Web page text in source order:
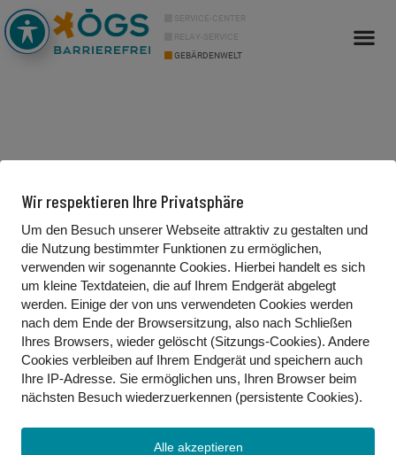
SERVICE-CENTER
RELAY-SERVICE
GEBÄRDENWELT
Kontakt
Gebärdenwelt.tv
Waldgasse 13/2
1100 Wien, Österreich
Wir respektieren Ihre Privatsphäre
Um den Besuch unserer Webseite attraktiv zu gestalten und
die Nutzung bestimmter Funktionen zu ermöglichen,
verwenden wir sogenannte Cookies. Hierbei handelt es sich
um kleine Textdateien, die auf Ihrem Endgerät abgelegt
werden. Einige der von uns verwendeten Cookies werden
nach dem Ende der Browsersitzung, also nach Schließen
Ihres Browsers, wieder gelöscht (Sitzungs-Cookies). Andere
Cookies verbleiben auf Ihrem Endgerät und speichern auch
Ihre IP-Adresse. Sie ermöglichen uns, Ihren Browser beim
nächsten Besuch wiederzuerkennen (persistente Cookies).
Alle akzeptieren